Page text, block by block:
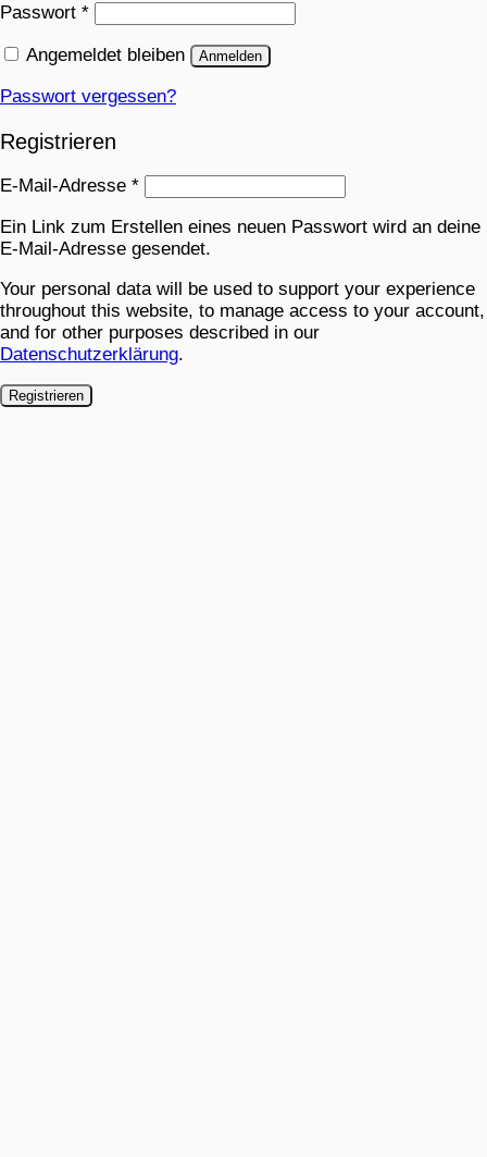
Passwort *
Angemeldet bleiben Anmelden
Passwort vergessen?
Registrieren
E-Mail-Adresse *
Ein Link zum Erstellen eines neuen Passwort wird an deine
E-Mail-Adresse gesendet.
Your personal data will be used to support your experience
throughout this website, to manage access to your account,
and for other purposes described in our
Datenschutzerklärung.
Registrieren